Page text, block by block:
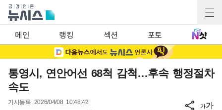
메인 랭킹 섹션 포토
통영시, 연안어선 68척 감척…후속 행정절차
속도
기사등록 2026/04/08 10:48:42
가가